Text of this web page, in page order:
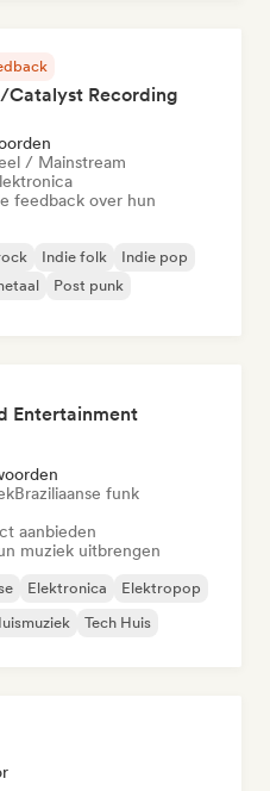
Catalyst Recording
/ Mainstream
feedback over hun
Indie folk
Indie pop
Post punk
Entertainment
Braziliaanse funk
aanbieden
muziek uitbrengen
Elektronica
Elektropop
Tech Huis